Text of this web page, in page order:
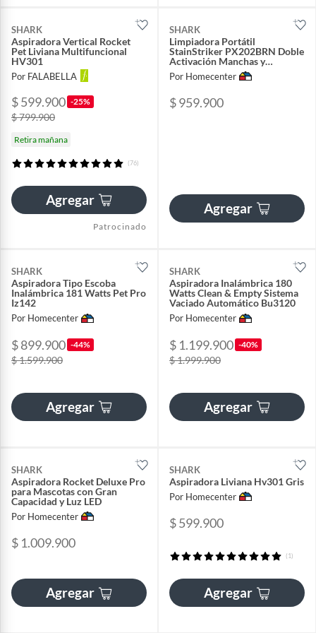
SHARK
Aspiradora Vertical Rocket
Pet Liviana Multifuncional
HV301
Por FALABELLA
$ 599.900 -25%
$ 799.900
Retira mañana
(76)
Agregar
Patrocinado
SHARK
Limpiadora Portátil
StainStriker PX202BRN Doble
Activación Manchas y
Mascotas
Por Homecenter
$ 959.900
Agregar
SHARK
Aspiradora Tipo Escoba
Inalámbrica 181 Watts Pet Pro
Iz142
Por Homecenter
$ 899.900 -44%
$ 1.599.900
Agregar
SHARK
Aspiradora Inalámbrica 180
Watts Clean & Empty Sistema
Vaciado Automático Bu3120
Por Homecenter
$ 1.199.900 -40%
$ 1.999.900
Agregar
SHARK
Aspiradora Rocket Deluxe Pro
para Mascotas con Gran
Capacidad y Luz LED
Por Homecenter
$ 1.009.900
Agregar
SHARK
Aspiradora Liviana Hv301 Gris
Por Homecenter
$ 599.900
(1)
Agregar